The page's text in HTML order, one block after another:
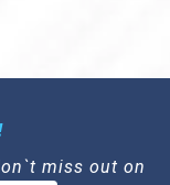
miss out on